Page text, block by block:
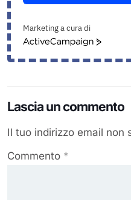
Marketing a cura di
ActiveCampaign
Lascia un commento
Il tuo indirizzo email non
Commento *